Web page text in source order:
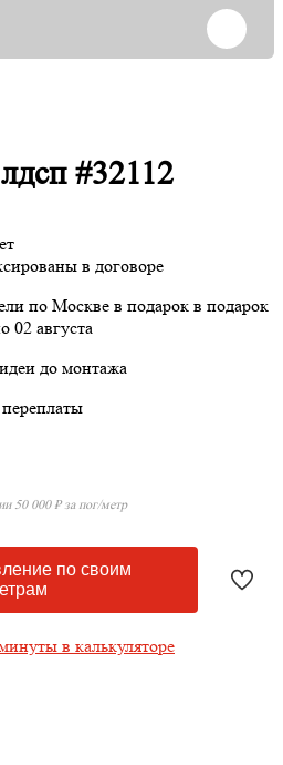
#32112
в договоре
по Москве в подарок в подарок
02 августа
до монтажа
50 000 ₽ за пог/метр
по своим
в калькуляторе